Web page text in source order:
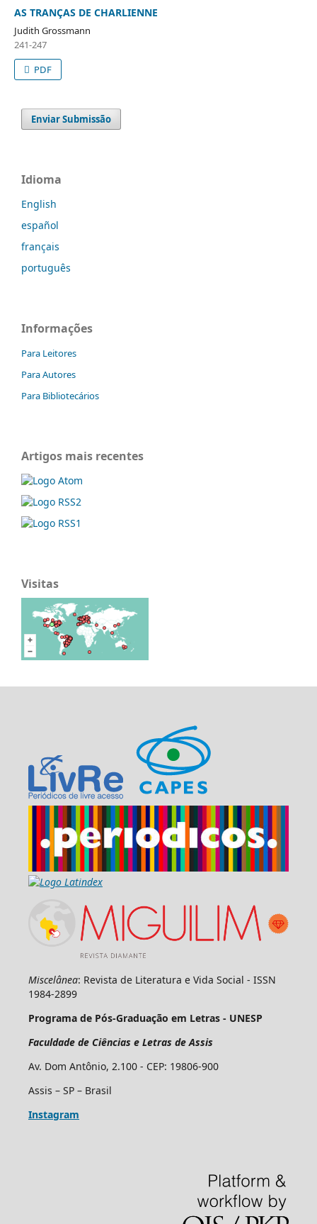
AS TRANÇAS DE CHARLIENNE
Judith Grossmann
241-247
PDF
Enviar Submissão
Idioma
English
español
français
português
Informações
Para Leitores
Para Autores
Para Bibliotecários
Artigos mais recentes
Visitas
Miscelânea: Revista de Literatura e Vida Social - ISSN
1984-2899
Programa de Pós-Graduação em Letras - UNESP
Faculdade de Ciências e Letras de Assis
Av. Dom Antônio, 2.100 - CEP: 19806-900
Assis – SP – Brasil
Instagram